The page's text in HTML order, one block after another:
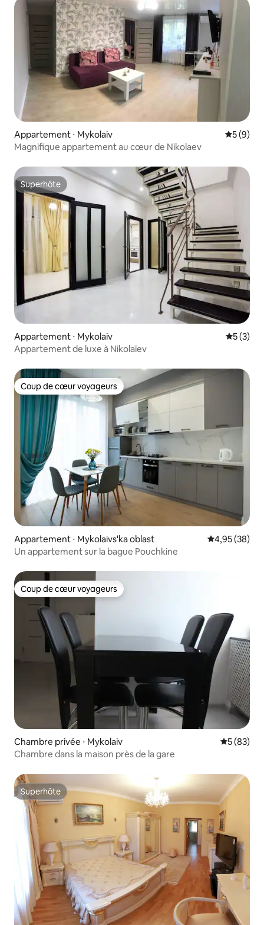
Appartement ⋅ Mykolaiv
5 (9)
Magnifique appartement au cœur de Nikolaev
Superhôte
Superhôte
Appartement ⋅ Mykolaiv
5 (3)
Appartement de luxe à Nikolaïev
Coup de cœur voyageurs
Coup de cœur voyageurs
Appartement ⋅ Mykolaivs'ka oblast Évaluation
4,95 (38)
Un appartement sur la bague Pouchkine
Coup de cœur voyageurs
Coup de cœur voyageurs
Chambre privée ⋅ Mykolaiv
5 (83)
Chambre dans la maison près de la gare
Superhôte
Superhôte